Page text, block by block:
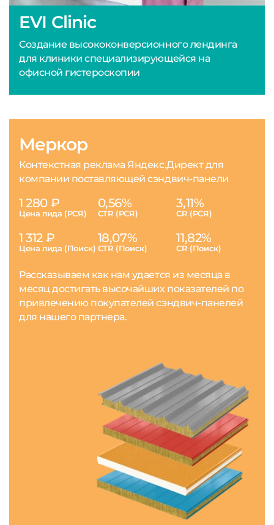
EVI Clinic
Создание высококонверсионного лендинга
для клиники специализирующейся на
офисной гистероскопии
Меркор
Контекстная реклама Яндекс.Директ для
компании поставляющей сэндвич-панели
1 280 ₽
Цена лида (РСЯ)
0,56%
CTR (РСЯ)
3,11%
CR (РСЯ)
1 312 ₽
Цена лида (Поиск)
18,07%
CTR (Поиск)
11,82%
CR (Поиск)
Рассказываем как нам удается из месяца в
месяц достигать высочайших показателей по
привлечению покупателей сэндвич-панелей
для нашего партнера.